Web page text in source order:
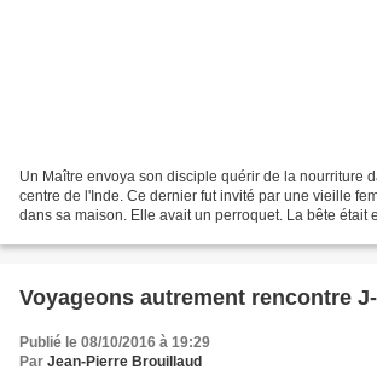
Un Maître envoya son disciple quérir de la nourriture
centre de l'Inde. Ce dernier fut invité par une vieille
dans sa maison. Elle avait un perroquet. La bête était
Voyageons autrement rencontre
Publié le 08/10/2016 à 19:29
Par Jean-Pierre Brouillaud